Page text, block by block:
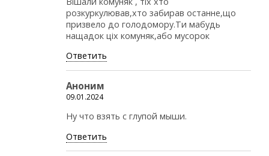
розкуркулював,хто забирав останне,що
призвело до голодомору.Ти мабудь
нащадок ціх комуняк,або мусорок
Ответить
Аноним
09.01.2024
Ну что взять с глупой мыши.
Ответить